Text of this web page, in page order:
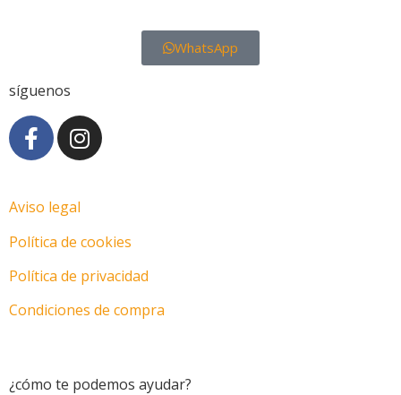
WhatsApp
síguenos
Aviso legal
Política de cookies
Política de privacidad
Condiciones de compra
¿cómo te podemos ayudar?